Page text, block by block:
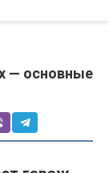
— основные